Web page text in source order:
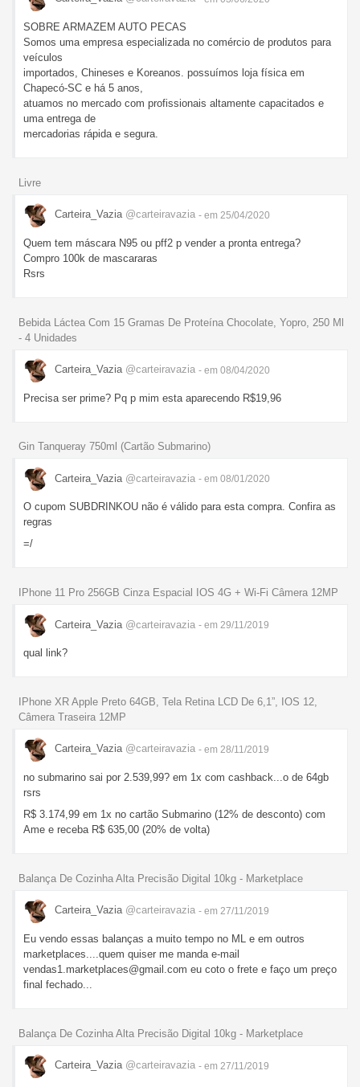
SOBRE ARMAZEM AUTO PECAS
Somos uma empresa especializada no comércio de produtos para
veículos
importados, Chineses e Koreanos. possuímos loja física em
Chapecó-SC e há 5 anos,
atuamos no mercado com profissionais altamente capacitados e
uma entrega de
mercadorias rápida e segura.
Livre
Carteira_Vazia @carteiravazia - em 25/04/2020
Quem tem máscara N95 ou pff2 p vender a pronta entrega?
Compro 100k de mascararas
Rsrs
Bebida Láctea Com 15 Gramas De Proteína Chocolate, Yopro, 250 Ml
- 4 Unidades
Carteira_Vazia @carteiravazia - em 08/04/2020
Precisa ser prime? Pq p mim esta aparecendo R$19,96
Gin Tanqueray 750ml (Cartão Submarino)
Carteira_Vazia @carteiravazia - em 08/01/2020
O cupom SUBDRINKOU não é válido para esta compra. Confira as
regras
=/
IPhone 11 Pro 256GB Cinza Espacial IOS 4G + Wi-Fi Câmera 12MP
Carteira_Vazia @carteiravazia - em 29/11/2019
qual link?
IPhone XR Apple Preto 64GB, Tela Retina LCD De 6,1”, IOS 12,
Câmera Traseira 12MP
Carteira_Vazia @carteiravazia - em 28/11/2019
no submarino sai por 2.539,99? em 1x com cashback...o de 64gb
rsrs
R$ 3.174,99 em 1x no cartão Submarino (12% de desconto) com
Ame e receba R$ 635,00 (20% de volta)
Balança De Cozinha Alta Precisão Digital 10kg - Marketplace
Carteira_Vazia @carteiravazia - em 27/11/2019
Eu vendo essas balanças a muito tempo no ML e em outros
marketplaces....quem quiser me manda e-mail
vendas1.marketplaces@gmail.com eu coto o frete e faço um preço
final fechado...
Balança De Cozinha Alta Precisão Digital 10kg - Marketplace
Carteira_Vazia @carteiravazia - em 27/11/2019